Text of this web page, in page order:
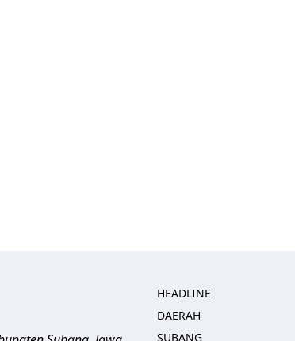
HEADLINE
DAERAH
SUBANG